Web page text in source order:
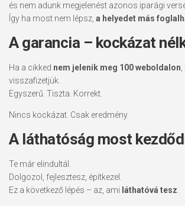
és nem adunk megjelenést azonos iparági
Így ha most nem lépsz, a helyedet más
A garancia – kockázat
Ha a cikked nem jelenik meg 100 weboldalon
visszafizetjük.
Egyszerű. Tiszta. Korrekt.
Nincs kockázat. Csak eredmény.
A láthatóság most
Te már elindultál.
Dolgozol, fejlesztesz, építkezel.
Ez a következő lépés – az, ami láthatóvá tesz